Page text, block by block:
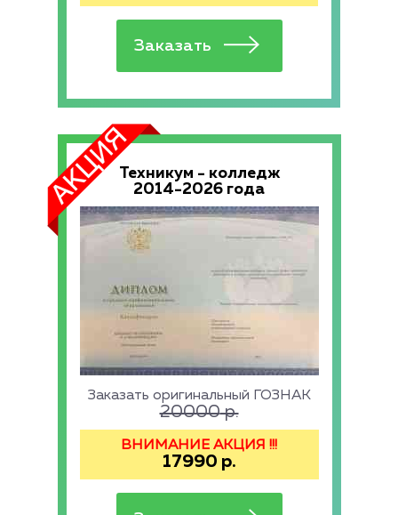
Техникум - колледж
2014-2026 года
Заказать оригинальный ГОЗНАК
20000р.
ВНИМАНИЕ АКЦИЯ !!!
17990 р.